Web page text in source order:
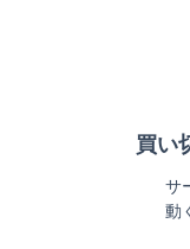
買い
サ
動